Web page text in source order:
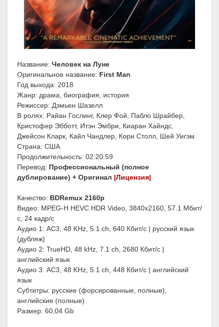
Название: Человек на Луне
Оригинальное название: First Man
Год выхода: 2018
Жанр: драма, биография, история
Режиссер: Дэмьен Шазелл
В ролях: Райан Гослинг, Клер Фой, Пабло Шрайбер,
Кристофер Эбботт, Итэн Эмбри, Киаран Хайндс,
Джейсон Кларк, Кайл Чандлер, Кори Столл, Шей Уигэм
Страна: США
Продолжительность: 02:20:59
Перевод: Профессиональный (полное
дублирование) + Оригинал |Лицензия|
Качество: BDRemux 2160p
Видео: MPEG-H HEVC HDR Video, 3840x2160, 57.1 Мбит/
с, 24 кадр/с
Аудио 1: AC3, 48 KHz, 5.1 ch, 640 Кбит/с | русский язык
(дубляж)
Аудио 2: TrueHD, 48 kHz, 7.1 ch, 2680 Кбит/с |
английский язык
Аудио 3: AC3, 48 KHz, 5.1 ch, 448 Кбит/с | английский
язык
Субтитры: русские (форсированные, полные),
английские (полные)
Размер: 60,04 Gb